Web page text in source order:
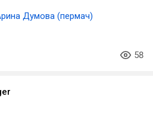
Думова (пермач)
58